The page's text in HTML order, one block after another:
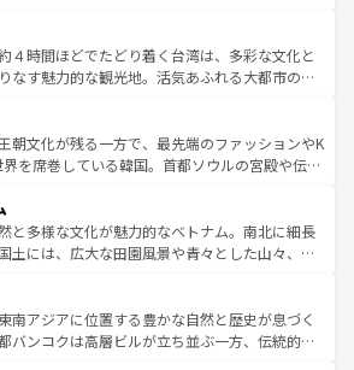
旅のスタイルだ。 なお、新着のアメリカ
テンツ一覧を参照してほしい。
なしの心で訪れる人々を迎えてくれるハワイの
しいローカルフードやハワイアンミュージッ
なフラダンスなど、すべてがハワイの魅力を彩
ってほしい。 なお、新着のハワイ情報
ツ一覧を参照してほしい。
や大陸中央部にそびえるウルル（エアーズロッ
マニアの美しい原生林やケアンズの熱帯雨林な
ろがたくさん。また、カフェやワイン、オージ
ティビティも充実しており、サーフィンやダイ
イキングなど、アウトドア好きにはたまらな
トラリアの多彩な魅力を存分に味わいつくそ
しい。
４時間ほどでたどり着く台湾は、多彩な文化と
なす魅力的な観光地。活気あふれる大都市の台
つな山岳地帯である台湾東部など、都市の喧騒
けさが共存しており、訪れる人に新しい発見と
らしてくれる。また、奥深い台湾の食文化も魅
と評判のスイーツなど、バラエティ豊かな料理
が味わえる。 なお、新着の台湾情報は コンテンツ一覧を参
い。
朝文化が残る一方で、最先端のファッションやK
を席巻している韓国。首都ソウルの宮殿や伝統
足を延ばせば四季折々の自然美を楽しむことが
して、キムチや焼肉、絶品のストリートフード
ざまな韓国料理が待っている。夜には、韓国な
まれながら、韓国の多彩な魅力を心ゆくまで味
わってみてほしい。 なお、新着の韓国情報はコンテンツ一
てほしい。
と多様な文化が魅力的なベトナム。南北に細長
土には、広大な田園風景や青々とした山々、世
と共に伝統が息づく。ハノイの古い町並みやホ
のフランス統治時代の建物も、独特の雰囲気を
いる。また、バラエティの豊かさとおいしさで
南アジアに位置する豊かな自然と歴史が息づく
バンコクは高層ビルが立ち並ぶ一方、伝統的な